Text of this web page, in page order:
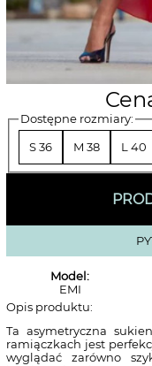
Dostępne rozmiary:
S 36 M 38 L 40
Model:
EMI
Opis produktu:
Ta asymetryczna
ramiączkach jest
wyglądać zarówno